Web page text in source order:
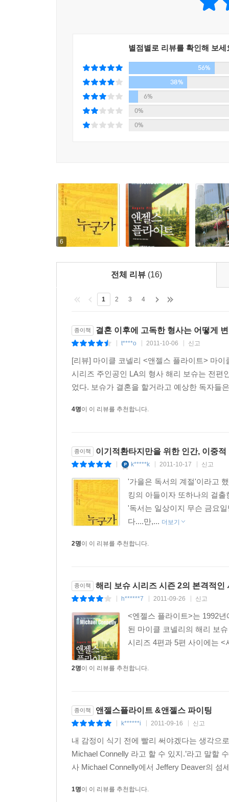
상태에서 어빙 부국장은 형사 보슈를 사건 수사
소송을 진행하고 있던 상태. 1992년 로드니 킹
“타락한 인간, 불타오르는 도시… 올바른 인간은
독창적 설정, 진지한 주제의식으로 신경쇠약 직
필라델피아 출신이지만 자신의 문학적 영웅(레
언론과 시민들은 그의 살해범으로 경찰을 의심
남아 있음을 발견한다. “모두가 중요하거나 아
전체에 만연해 있는 흑백 인종 간, 그리고 거대
예민해진다.
60여 명이 사망하고 4천여 명이 부상당했다. 이
마이클 해리스가 등장한다. 아동 성 범죄 혐의로
대해 민사 소송을 제기한 흑인 마이클 해리스와
하는 의심이 깃들고 해리스는 이를 기회로 로드
피살자 하워드 일라이어스, 경찰 자문 위원 칼
사건을 바라보던 해리 보슈는 ‘폭동’ 대신 ‘시민
알게 된 후, 결국 자신이 ‘흑인이 아니라서 이
부러워하기까지 한다.
도시에 만연한 흑백 갈등과 함께 작품의 다른 한
비극적 진실은 밝혀지지만 그 진실 역시 인간의
2011년 미국을 기준으로 마이클 코넬리의 해리
Darkness more than Night》는 2011년 11월에 출
■ 미디어 리뷰
“보슈는 온몸으로 고통을 감내하는 것을 두려워
“여전히 강렬한 매력을 선보이는 시리즈. 코넬리
“마이클 코넬리는 LA 크라임 소설의 진정한 챔
지니고 있다.”_아메리칸 웨이
“코넬리의 팬에게 빼앗아서라도 이 책을 읽을
애리조나 데일리 스타
“거대한 스토리를 완벽하게 자신의 손안에서 구사
“너무나 능숙하고 극도로 흥분되며 초반부터 몰
별점별로 리뷰를 확인해 보세
56%
38%
6%
0%
0%
6
전체 리뷰 (16)
1 2 3 4
종이책 결혼 이후에 고독한 형사는 어떻게
t****o 2011-10-06 신고
[리뷰] 마이클 코넬리 <앤젤스 플라이트> 마
시리즈 주인공인 LA의 형사 해리 보슈는 전편
었다. 보슈가 결혼을 할거라고 예상한 독자들
4명이 이 리뷰를 추천합니다.
종이책 이기적환타지만을 위한 인간, 이중
k*****k 2011-10-17 신고
'가을은 독서의 계절'이라고
킹의 아들이자 또하나의 걸
'독서는 일상이지 무슨 금요
다....만,... 더보기
2명이 이 리뷰를 추천합니다.
종이책 해리 보슈 시리즈 시즌 2의 본격적인
h******7 2011-09-26 신고
<엔젤스 플라이트>는 1992
된 마이클 코넬리의 해리 보
시리즈 4편과 5편 사이에는
2명이 이 리뷰를 추천합니다.
종이책 앤젤스플라이트 &앤젤스 파이팅
k******i 2011-09-16 신고
내 감정이 식기 전에 빨리 써야겠다는 생각으
Michael Connelly 라고 할 수 있지.’라고 말할
사 Michael Connelly에서 Jeffery Deaver의 섬
1명이 이 리뷰를 추천합니다.